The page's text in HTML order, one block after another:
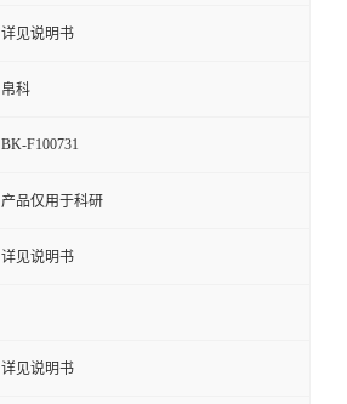
详见说明书
帛科
BK-F100731
产品仅用于科研
详见说明书
详见说明书